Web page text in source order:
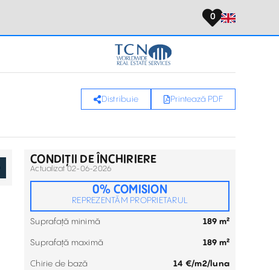
0
Distribuie Printează PDF
CONDIȚII DE ÎNCHIRIERE
Actualizat 02-06-2026
0% COMISION
REPREZENTĂM PROPRIETARUL
Suprafață minimă 189 m²
Suprafață maximă 189 m²
Chirie de bază 14 €/m2/luna